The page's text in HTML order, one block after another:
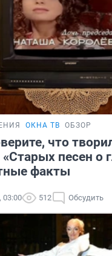
ОКНА ТВ ОБЗОР
что
песен о
факты
03:00 512 Обсудить